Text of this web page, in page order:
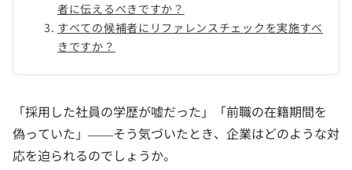
者に伝えるべきですか？
すべての候補者にリファレンスチェックを実施すべ
きですか？
「採用した社員の学歴が嘘だった」「前職の在籍期間を
偽っていた」——そう気づいたとき、企業はどのような対
応を迫られるのでしょうか。